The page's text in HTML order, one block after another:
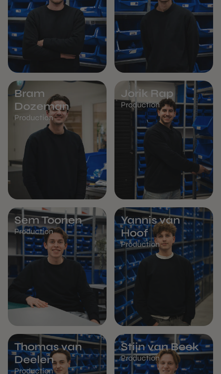
Production
Bram
Dozeman
Production
Jorik Rap
Production
Sem Toonen
Production
Yannis van
Hoof
Production
Thomas van
Deelen
Production
Stijn van Beek